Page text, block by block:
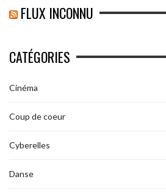
FLUX INCONNU
CATÉGORIES
Cinéma
Coup de coeur
Cyberelles
Danse